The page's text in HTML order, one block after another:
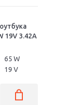
19V 3.42A
65 W
19 V